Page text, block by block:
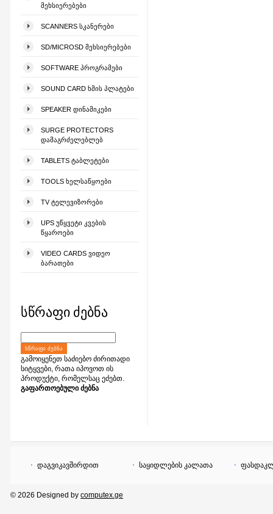
ᲛᲔᲮᲡᲘᲔᲠᲔᲑᲔᲑᲘ
SCANNERS ᲡᲙᲐᲜᲔᲠᲔᲑᲘ
SD/MICROSD ᲛᲔᲮᲡᲘᲔᲠᲔᲑᲔᲑᲘ
SOFTWARE ᲞᲠᲝᲒᲠᲐᲛᲔᲑᲘ
SOUND CARD ᲮᲛᲘᲡ ᲞᲚᲐᲢᲔᲑᲘ
SPEAKER ᲓᲘᲜᲐᲛᲘᲙᲔᲑᲘ
SURGE PROTECTORS
ᲓᲐᲛᲐᲒᲠᲫᲔᲚᲔᲑᲚᲔᲑ
TABLETS ᲢᲐᲑᲚᲔᲢᲔᲑᲘ
TOOLS ᲮᲔᲚᲡᲐᲬᲧᲝᲔᲑᲘ
TV ᲢᲔᲚᲔᲕᲘᲖᲝᲠᲔᲑᲘ
UPS ᲣᲬᲧᲕᲔᲢᲘ ᲙᲕᲔᲑᲘᲡ
ᲬᲧᲐᲠᲝᲔᲑᲘ
VIDEO CARDS ᲕᲘᲓᲔᲝ
ᲑᲐᲠᲐᲗᲔᲑᲘ
სწრაფი ძებნა
ᲡᲬᲠᲐᲤᲘ ᲫᲔᲑᲜᲐ
გამოიყენეთ საძიებო ძირითადი
სიტყვები, რათა იპოვოთ ის
პროდუქტი, რომელსაც ეძებთ.
გაფართოებული ძებნა
დაგვიკავშირდით საყიდლების კალათა
© 2026 Designed by computex.ge